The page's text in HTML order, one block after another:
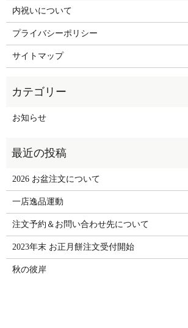
内祝いについて
プライバシーポリシー
サイトマップ
お知らせ
2026 お盆注文について
一店逸品運動
注文予約＆お問い合わせ先について
2023年末 お正月餅注文受付開始
秋の彼岸